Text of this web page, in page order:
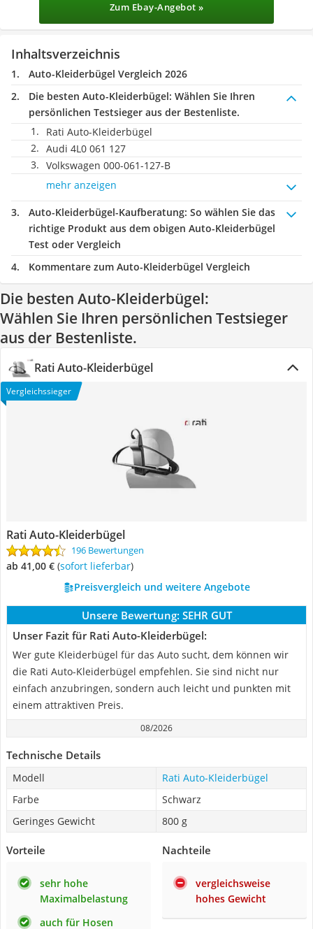
Zum Ebay-Angebot »
Inhaltsverzeichnis
Auto-Kleiderbügel Vergleich 2026
Die besten Auto-Kleiderbügel: Wählen Sie Ihren
persönlichen Testsieger aus der Bestenliste.
Rati Auto-Kleiderbügel
Audi 4L0 061 127
Volkswagen 000-061-127-B
mehr anzeigen
Auto-Kleiderbügel-Kaufberatung: So wählen Sie das
richtige Produkt aus dem obigen Auto-Kleiderbügel
Test oder Vergleich
Kommentare zum Auto-Kleiderbügel Vergleich
Die besten Auto-Kleiderbügel:
Wählen Sie Ihren persönlichen Testsieger
aus der Bestenliste.
Rati Auto-Kleiderbügel
Vergleichssieger
Rati Auto-Kleiderbügel
196 Bewertungen
ab 41,00 € ( Sofort lieferbar)
Preisvergleich und weitere Angebote
Unsere Bewertung: SEHR GUT
Unser Fazit für Rati Auto-Kleiderbügel:
Wer gute Kleiderbügel für das Auto sucht, dem können wir
die Rati Auto-Kleiderbügel empfehlen. Sie sind nicht nur
einfach anzubringen, sondern auch leicht und punkten mit
einem attraktiven Preis.
08/2026
Technische Details
Modell
Rati Auto-Kleiderbügel
Farbe
Schwarz
Geringes Gewicht
800 g
Vorteile
sehr hohe
Maximalbelastung
auch für Hosen
Nachteile
vergleichsweise
hohes Gewicht